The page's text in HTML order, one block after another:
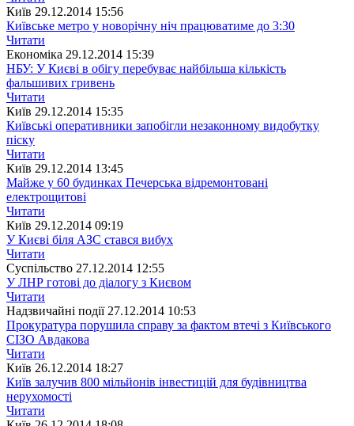
Київ 29.12.2014 15:56
Київське метро у новорічну ніч працюватиме до 3:30
Читати
Економіка 29.12.2014 15:39
НБУ: У Києві в обігу перебуває найбільша кількість
фальшивих гривень
Читати
Київ 29.12.2014 15:35
Київські оперативники запобігли незаконному видобутку
піску
Читати
Київ 29.12.2014 13:45
Майже у 60 будинках Печерська відремонтовані
електрощитові
Читати
Київ 29.12.2014 09:19
У Києві біля АЗС стався вибух
Читати
Суспiльство 27.12.2014 12:55
У ЛНР готові до діалогу з Києвом
Читати
Надзвичайні події 27.12.2014 10:53
Прокуратура порушила справу за фактом втечі з Київського
СІЗО Авдакова
Читати
Київ 26.12.2014 18:27
Київ залучив 800 мільйонів інвестицій для будівництва
нерухомості
Читати